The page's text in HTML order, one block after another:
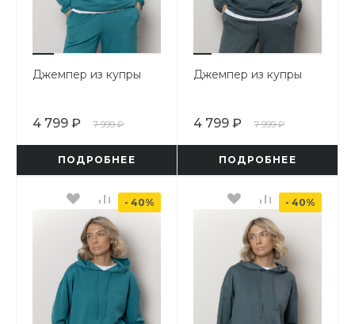
Джемпер из купры
4 799 ₽ 7 999 ₽
ПОДРОБНЕЕ
Джемпер из купры
4 799 ₽ 7 999 ₽
ПОДРОБНЕЕ
- 40% - 40%